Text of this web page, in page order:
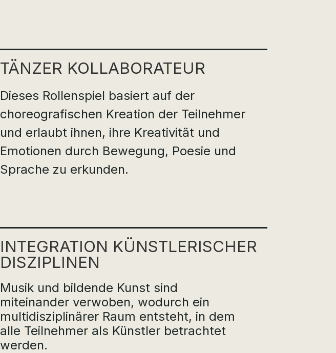
TÄNZER KOLLABO­­RA­TEUR
Dieses Rollenspiel basiert auf der
choreografischen Kreation der Teilnehmer
und erlaubt ihnen, ihre Kreativität und
Emotionen durch Bewegung, Poesie und
Sprache zu erkunden.
INTEGRATION KÜNST­LERISCHER
DISZI­PLINEN
Musik und bildende Kunst sind
miteinander verwoben, wodurch ein
multidisziplinärer Raum entsteht, in dem
alle Teilnehmer als Künstler betrachtet
werden.